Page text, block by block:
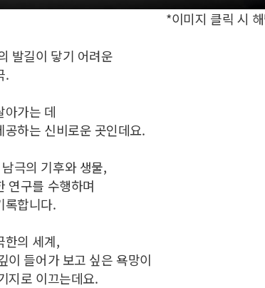
*이미지 클릭 시
발길이 닿기 어려운
.
아가는 데
공하는 신비로운 곳인데요.
극의 기후와 생물,
연구를 수행하며
록합니다.
한의 세계,
이 들어가 보고 싶은 욕망이
지로 이끄는데요.